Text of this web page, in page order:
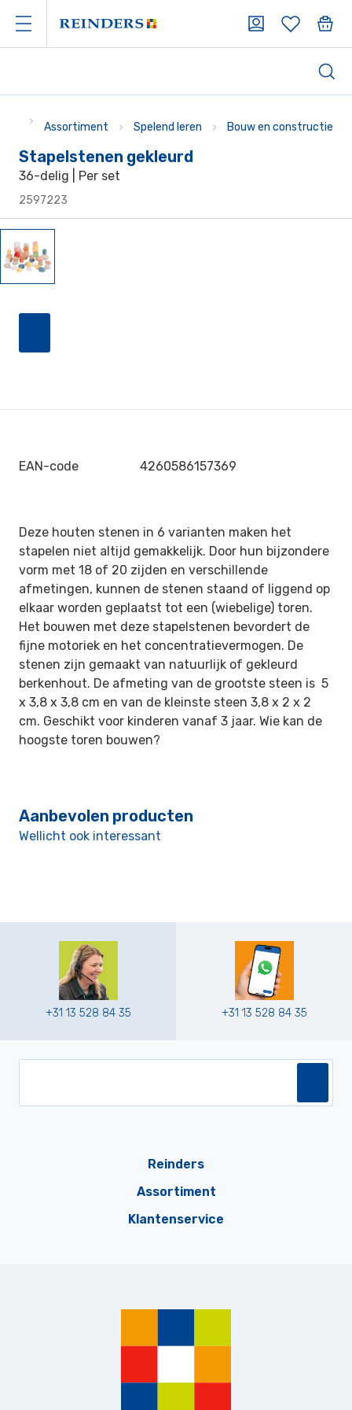
Assortiment Spelend leren Bouw en constructie
Stapelstenen gekleurd
36-delig | Per set
2597223
EAN-code 4260586157369
Deze houten stenen in 6 varianten maken het
stapelen niet altijd gemakkelijk. Door hun bijzondere
vorm met 18 of 20 zijden en verschillende
afmetingen, kunnen de stenen staand of liggend op
elkaar worden geplaatst tot een (wiebelige) toren.
Het bouwen met deze stapelstenen bevordert de
fijne motoriek en het concentratievermogen. De
stenen zijn gemaakt van natuurlijk of gekleurd
berkenhout. De afmeting van de grootste steen is 5
x 3,8 x 3,8 cm en van de kleinste steen 3,8 x 2 x 2
cm. Geschikt voor kinderen vanaf 3 jaar. Wie kan de
hoogste toren bouwen?
Aanbevolen producten
Wellicht ook interessant
+31 13 528 84 35 +31 13 528 84 35
Reinders
Assortiment
Klantenservice